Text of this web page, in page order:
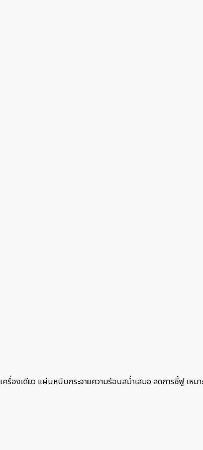
งเดียว แผ่นหนีบกระจายความร้อนสม่ำเสมอ ลดการชี้ฟู เหม